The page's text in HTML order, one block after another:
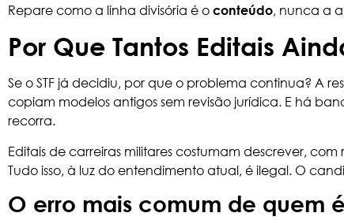
Repare como a linha divisória é o conteúdo, nunca a
Por Que Tantos Editais
Se o STF já decidiu, por que o problema continua? A
copiam modelos antigos sem revisão jurídica. E há
recorra.
Editais de carreiras militares costumam descrever,
Tudo isso, à luz do entendimento atual, é ilegal. O
O erro mais comum de quem